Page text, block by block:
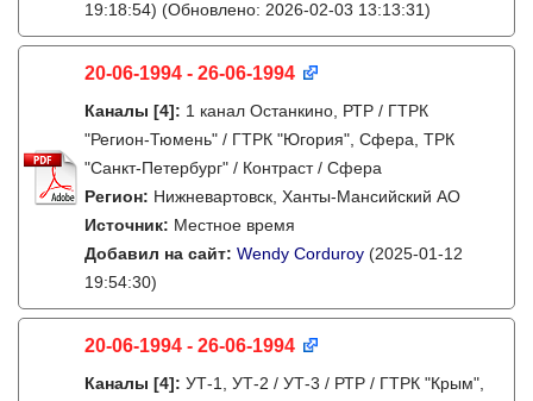
19:18:54) (Обновлено: 2026-02-03 13:13:31)
20-06-1994 - 26-06-1994
Каналы [4]: 1 канал Останкино, РТР / ГТРК
"Регион-Тюмень" / ГТРК "Югория", Сфера, ТРК
"Санкт-Петербург" / Контраст / Сфера
Регион: Нижневартовск, Ханты-Мансийский АО
Источник: Местное время
Добавил на сайт: Wendy Corduroy (2025-01-12
19:54:30)
20-06-1994 - 26-06-1994
Каналы [4]: УТ-1, УТ-2 / УТ-3 / РТР / ГТРК "Крым",